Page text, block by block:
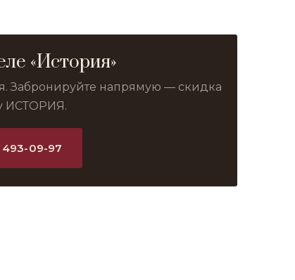
«История»
Забронируйте напрямую — скидка
ИСТОРИЯ.
493-09-97